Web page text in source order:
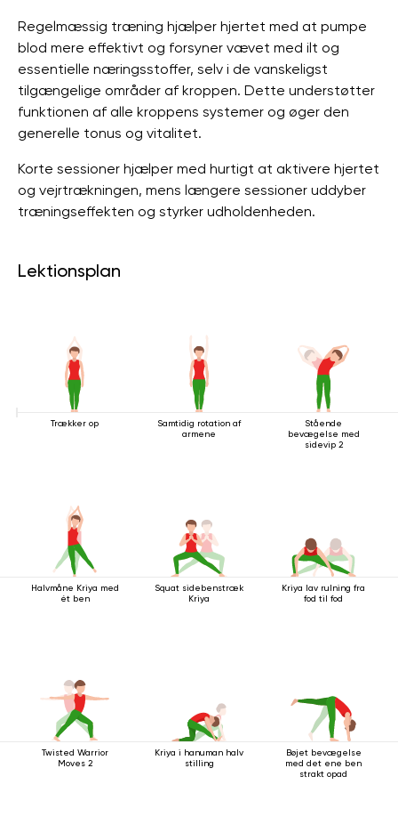
Regelmæssig træning hjælper hjertet med at pumpe
blod mere effektivt og forsyner vævet med ilt og
essentielle næringsstoffer, selv i de vanskeligst
tilgængelige områder af kroppen. Dette understøtter
funktionen af ​​alle kroppens systemer og øger den
generelle tonus og vitalitet.
Korte sessioner hjælper med hurtigt at aktivere hjertet
og vejrtrækningen, mens længere sessioner uddyber
træningseffekten og styrker udholdenheden.
Lektionsplan
Trækker op
Samtidig rotation af
armene
Stående
bevægelse med
sidevip 2
Halvmåne Kriya med
ét ben
Squat sidebenstræk
Kriya
Kriya lav rulning fra
fod til fod
Twisted Warrior
Moves 2
Kriya i hanuman halv
stilling
Bøjet bevægelse
med det ene ben
strakt opad